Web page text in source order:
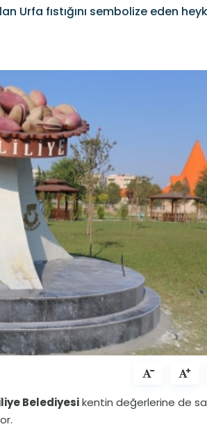
Urfa fıstığını sembolize eden
Belediyesikentin değerlerine de